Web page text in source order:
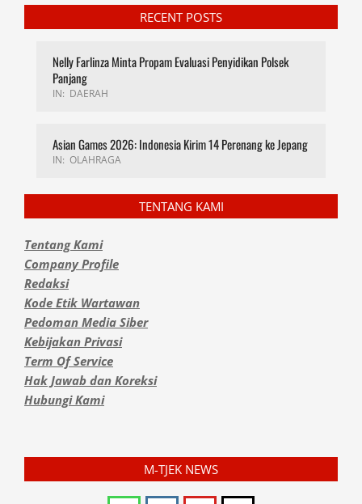
RECENT POSTS
Nelly Farlinza Minta Propam Evaluasi Penyidikan Polsek
Panjang
IN: DAERAH
Asian Games 2026: Indonesia Kirim 14 Perenang ke Jepang
IN: OLAHRAGA
TENTANG KAMI
Tentang Kami
Company Profile
Redaksi
Kode Etik Wartawan
Pedoman Media Siber
Kebijakan Privasi
Term Of Service
Hak Jawab dan Koreksi
Hubungi Kami
M-TJEK NEWS